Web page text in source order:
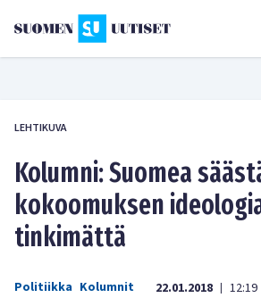
LEHTIKUVA
Kolumni: Suomea
kokoomuksen
tinkimättä
Politiikka Kolumnit 22.01.2018 | 12:19